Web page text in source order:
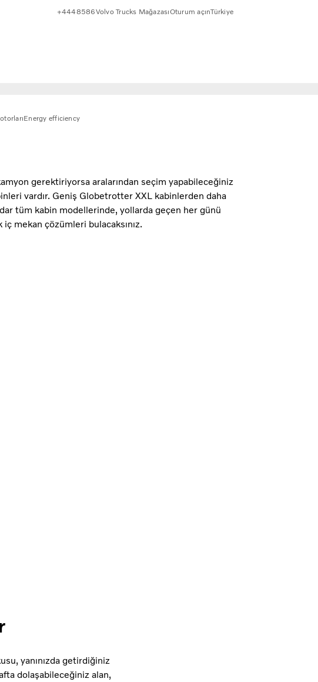
+4448586Volvo Trucks MağazasıOturum açınTürkiye
Energy efficiency
gerektiriyorsa aralarından seçim yapabileceğiniz
vardır. Geniş Globetrotter XXL kabinlerden daha
tüm kabin modellerinde, yollarda geçen her günü
mekan çözümleri bulacaksınız.
yanınızda getirdiğiniz
dolaşabileceğiniz alan,